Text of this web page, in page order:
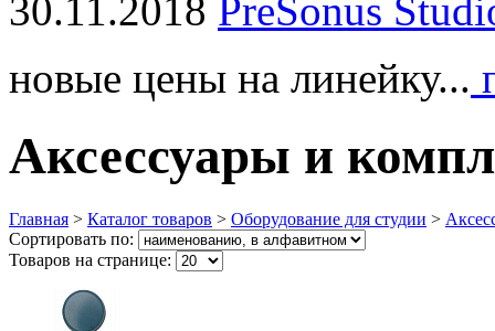
30.11.2018 PreSonus
новые цены на линейку...
Аксессуары и
Главная > Каталог товаров > Оборудование для студии >
Сортировать по:
Товаров на странице: